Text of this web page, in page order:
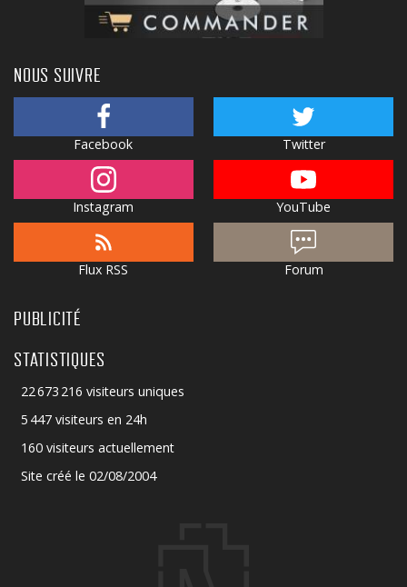
NOUS SUIVRE
Facebook Twitter
Instagram YouTube
Flux RSS Forum
PUBLICITÉ
STATISTIQUES
22 673 216 visiteurs uniques
5 447 visiteurs en 24h
160 visiteurs actuellement
Site créé le 02/08/2004